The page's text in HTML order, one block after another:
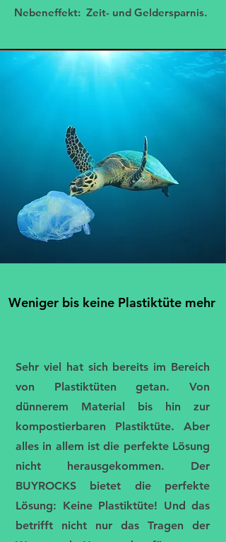
Nebeneffekt: Zeit- und Geldersparnis.
Weniger bis keine Plastiktüte mehr
Weniger bis keine Plastiktüte mehr
Sehr viel hat sich bereits im Bereich
von Plastiktüten getan. Von
dünnerem Material bis hin zur
kompostierbaren Plastiktüte. Aber
alles in allem ist die perfekte Lösung
nicht herausgekommen. Der
BUYROCKS bietet die perfekte
Lösung: Keine Plastiktüte! Und das
betrifft nicht nur das Tragen der